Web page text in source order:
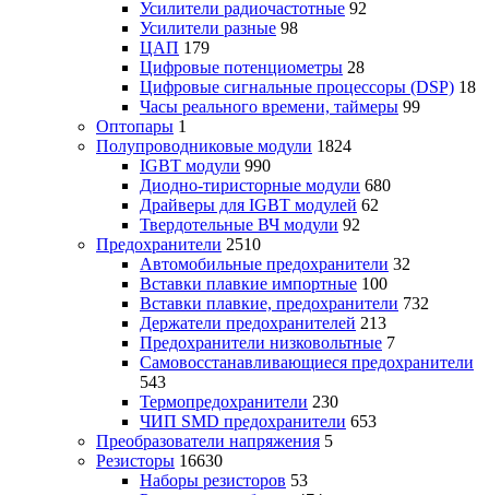
Усилители радиочастотные 92
Усилители разные 98
ЦАП 179
Цифровые потенциометры 28
Цифровые сигнальные процессоры (DSP) 18
Часы реального времени, таймеры 99
Оптопары 1
Полупроводниковые модули 1824
IGBT модули 990
Диодно-тиристорные модули 680
Драйверы для IGBT модулей 62
Твердотельные ВЧ модули 92
Предохранители 2510
Автомобильные предохранители 32
Вставки плавкие импортные 100
Вставки плавкие, предохранители 732
Держатели предохранителей 213
Предохранители низковольтные 7
Самовосстанавливающиеся предохранители
543
Термопредохранители 230
ЧИП SMD предохранители 653
Преобразователи напряжения 5
Резисторы 16630
Наборы резисторов 53